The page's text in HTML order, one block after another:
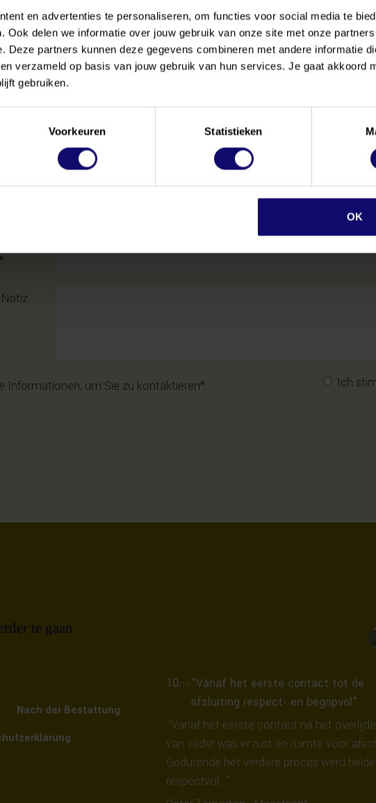
en advertenties te personaliseren, om functies voor social media te
Ook delen we informatie over jouw gebruik van onze site met onze
Deze partners kunnen deze gegevens combineren met andere informatie
verzameld op basis van jouw gebruik van hun services. Je gaat akkoord
gebruiken.
Voorkeuren Statistieken
OK
für Sie erreichbar. Sie können sich gerne
mit uns in Verbindung setzen:+31 (0)475 48 61
Informationen, um Sie zu kontaktieren Ich
Nach der Bestattung
10/10 "Vanaf het eerste contact tot de
afsluiting respect- en begripvol"
"Vanaf het eerste contact na het
van vader was er rust en ruimte voor
Gedurende het verdere proces werd
respectvol…"